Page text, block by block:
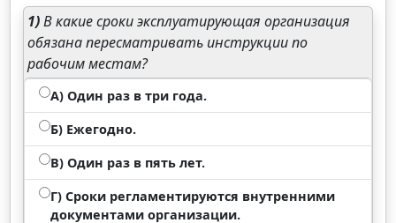
1)В какие сроки эксплуатирующая организация
обязана пересматривать инструкции по
рабочим местам?
А) Один раз в три года.
Б) Ежегодно.
В) Один раз в пять лет.
Г) Сроки регламентируются внутренними
документами организации.